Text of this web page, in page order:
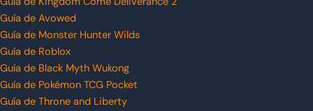
Guía de Avowed
Guía de Monster Hunter Wilds
Guía de Roblox
Guía de Black Myth Wukong
Guía de Pokémon TCG Pocket
Guía de Throne and Liberty